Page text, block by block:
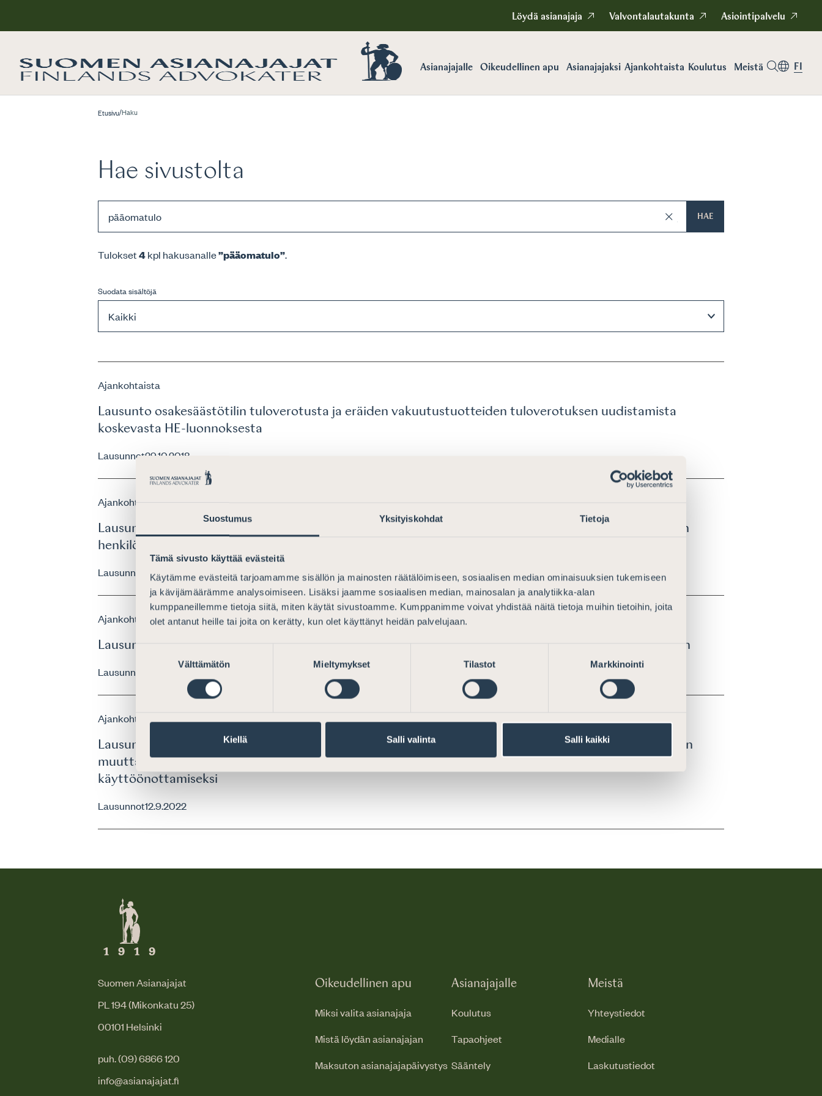
Suostumus Yksityiskohdat Tietoja
Tämä sivusto käyttää evästeitä
Käytämme evästeitä tarjoamamme sisällön ja mainosten räätälöimiseen, sosiaalisen median ominaisuuksien tukemiseen
ja kävijämäärämme analysoimiseen. Lisäksi jaamme sosiaalisen median, mainosalan ja analytiikka-alan
kumppaneillemme tietoja siitä, miten käytät sivustoamme. Kumppanimme voivat yhdistää näitä tietoja muihin tietoihin, joita
olet antanut heille tai joita on kerätty, kun olet käyttänyt heidän palvelujaan.
Välttämätön Mieltymykset Tilastot Markkinointi
Kiellä Salli valinta Salli kaikki
Löydä asianajaja Valvontalautakunta Asiointipalvelu
Asianajajalle Oikeudellinen apu Asianajajaksi Ajankohtaista Koulutus Meistä FI
Etusivu/Haku
Hae sivustolta
HAE
Tulokset4kpl hakusanalle”pääomatulo”.
Ajankohtaista
Lausunto osakesäästötilin tuloverotusta ja eräiden vakuutustuotteiden tuloverotuksen uudistamista
koskevasta HE-luonnoksesta
Lausunnot29.10.2018
Ajankohtaista
Lausunto Verohallinnon ohjeluonnoksesta &#8221;Omaisuuden luovutusvoitot ja -tappiot luonnollisen
henkilön tuloverotuksessa&#8221;
Lausunnot
2.11.2023
Ajankohtaista
Lausunto luonnoksesta Verohallinnon ohjeeksi vakuutuskorvausten ilmoittamiseksi perintöverotukseen
Lausunnot
20.2.2018
Ajankohtaista
Lausunto luonnoksesta hallituksen esitykseksi eduskunnalle laeiksi tuloverolain ja eräiden muiden lakien
muuttamisesta luonnollisten henkilöiden omaisuuden arvonnousutulon johdosta määrättävän veron
käyttöönottamiseksi
Lausunnot12.9.2022
Suodata sisältöjä
Suomen Asianajajat
PL 194 (Mikonkatu 25)
00101 Helsinki
puh. (09) 6866 120
info@asianajajat.fi
Oikeudellinen apu
Miksi valita asianajaja
Mistä löydän asianajajan
Maksuton asianajajapäivystys
Asianajajalle
Koulutus
Tapaohjeet
Sääntely
Meistä
Yhteystiedot
Medialle
Laskutustiedot